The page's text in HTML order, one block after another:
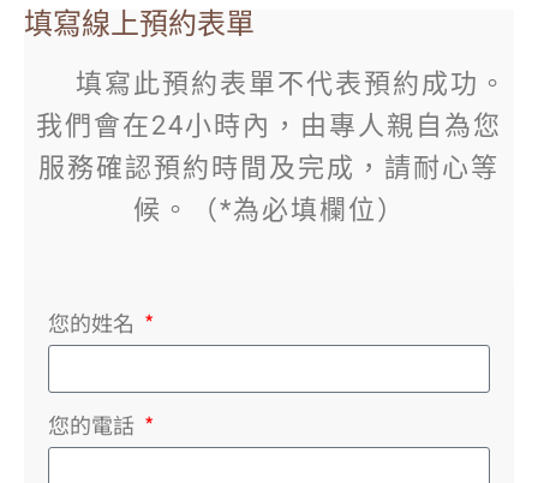
填寫線上預約表單
填寫此預約表單不代表預約成功。
我們會在24小時內，由專人親自為您
服務確認預約時間及完成，請耐心等
候。（*為必填欄位）
您的姓名
您的電話